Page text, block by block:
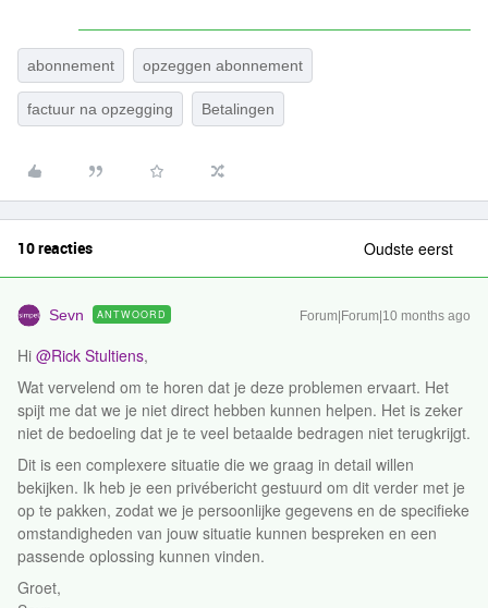
abonnement opzeggen abonnement
factuur na opzegging Betalingen
10 reacties Oudste eerst
Sevn ANTWOORD Forum|Forum|10 months ago
Hi ​ @Rick Stultiens,
Wat vervelend om te horen dat je deze problemen ervaart. Het
spijt me dat we je niet direct hebben kunnen helpen. Het is zeker
niet de bedoeling dat je te veel betaalde bedragen niet terugkrijgt.
Dit is een complexere situatie die we graag in detail willen
bekijken. Ik heb je een privébericht gestuurd om dit verder met je
op te pakken, zodat we je persoonlijke gegevens en de specifieke
omstandigheden van jouw situatie kunnen bespreken en een
passende oplossing kunnen vinden.
Groet,